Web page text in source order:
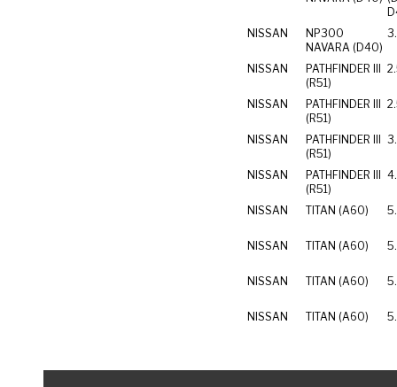
NISSAN
NP300
NAVARA (D40)
NISSAN
PATHFINDER III
(R51)
NISSAN
PATHFINDER III
(R51)
NISSAN
PATHFINDER III
(R51)
NISSAN
PATHFINDER III
(R51)
NISSAN TITAN (A60)
NISSAN TITAN (A60)
NISSAN TITAN (A60)
NISSAN TITAN (A60)